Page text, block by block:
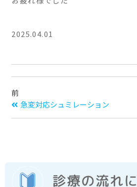
2025.04.01
前
急変対応シュミレーション